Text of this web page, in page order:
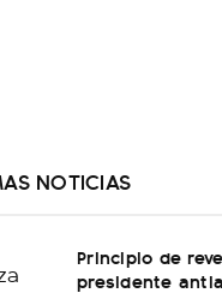
NOTICIAS
Principio de
presidente